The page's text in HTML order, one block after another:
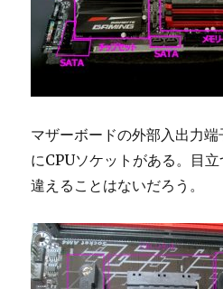
マザーボードの外部入出力
にCPUソケットがある。目
違えることはないだろう。